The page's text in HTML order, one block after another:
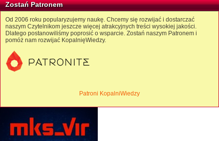
Zostań Patronem
Od 2006 roku popularyzujemy naukę. Chcemy się rozwijać i dostarczać
naszym Czytelnikom jeszcze więcej atrakcyjnych treści wysokiej jakości.
Dlatego postanowiliśmy poprosić o wsparcie. Zostań naszym Patronem i
pomóż nam rozwijać KopalnięWiedzy.
Patroni KopalniWiedzy